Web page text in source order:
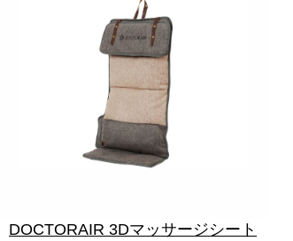
DOCTORAIR 3Dマッサージシート